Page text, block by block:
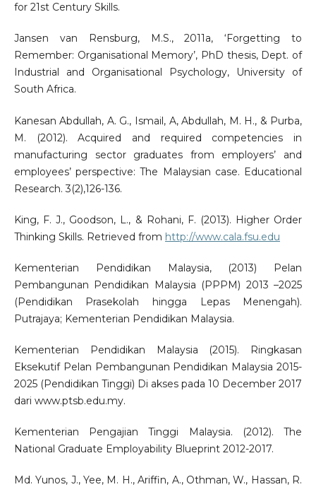
for 21st Century Skills.
Jansen van Rensburg, M.S., 2011a, ‘Forgetting to
Remember: Organisational Memory’, PhD thesis, Dept. of
Industrial and Organisational Psychology, University of
South Africa.
Kanesan Abdullah, A. G., Ismail, A, Abdullah, M. H., & Purba,
M. (2012). Acquired and required competencies in
manufacturing sector graduates from employers’ and
employees’ perspective: The Malaysian case. Educational
Research. 3(2),126-136.
King, F. J., Goodson, L., & Rohani, F. (2013). Higher Order
Thinking Skills. Retrieved from http://www.cala.fsu.edu
Kementerian Pendidikan Malaysia, (2013) Pelan
Pembangunan Pendidikan Malaysia (PPPM) 2013 –2025
(Pendidikan Prasekolah hingga Lepas Menengah).
Putrajaya; Kementerian Pendidikan Malaysia.
Kementerian Pendidikan Malaysia (2015). Ringkasan
Eksekutif Pelan Pembangunan Pendidikan Malaysia 2015-
2025 (Pendidikan Tinggi) Di akses pada 10 December 2017
dari www.ptsb.edu.my.
Kementerian Pengajian Tinggi Malaysia. (2012). The
National Graduate Employability Blueprint 2012-2017.
Md. Yunos, J., Yee, M. H., Ariffin, A., Othman, W., Hassan, R.